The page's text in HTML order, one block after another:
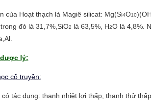
của Hoạt thạch là Magiê silicat: Mg(Si4O10
đó là 31,7%,SiO2 là 63,5%, H2O là 4,8%.
lý:
cổ truyền:
có tác dụng: thanh nhiệt lợi thấp, thanh thử